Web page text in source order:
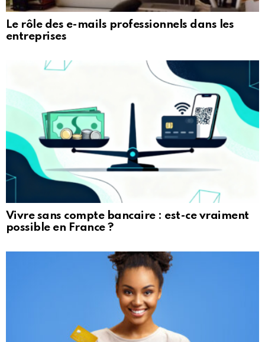
Le rôle des e-mails professionnels dans les
entreprises
Vivre sans compte bancaire : est-ce vraiment
possible en France ?